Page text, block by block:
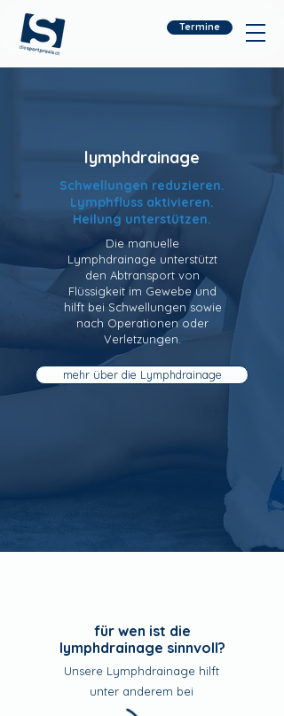
Termine
lymphdrainage
Schwellungen reduzieren.
Lymphfluss aktivieren.
Heilung unterstützen.
Die manuelle
Lymphdrainage unterstützt
den Abtransport von
Flüssigkeit im Gewebe und
hilft bei Schwellungen sowie
nach Operationen oder
Verletzungen.
mehr über die Lymphdrainage
für wen ist die
lymphdrainage sinnvoll?
Unsere Lymphdrainage hilft
unter anderem bei